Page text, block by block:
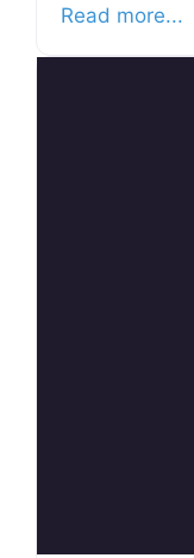
Read more...